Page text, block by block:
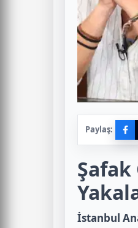
Paylaş:
Şafak
İstanbul